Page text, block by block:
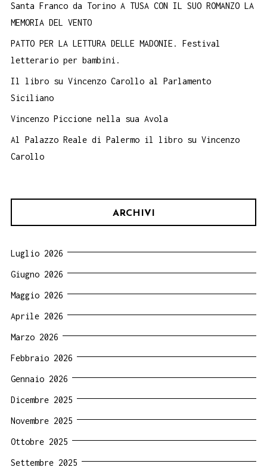
Santa Franco da Torino A TUSA CON IL SUO ROMANZO LA
MEMORIA DEL VENTO
PATTO PER LA LETTURA DELLE MADONIE. Festival
letterario per bambini.
Il libro su Vincenzo Carollo al Parlamento
Siciliano
Vincenzo Piccione nella sua Avola
Al Palazzo Reale di Palermo il libro su Vincenzo
Carollo
ARCHIVI
Luglio 2026
Giugno 2026
Maggio 2026
Aprile 2026
Marzo 2026
Febbraio 2026
Gennaio 2026
Dicembre 2025
Novembre 2025
Ottobre 2025
Settembre 2025